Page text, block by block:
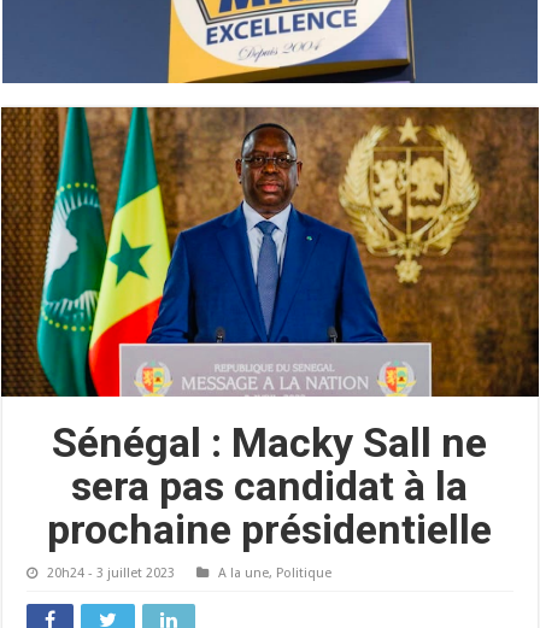
Sénégal : Macky Sall ne
sera pas candidat à la
prochaine présidentielle
20h24 - 3 juillet 2023 A la une, Politique